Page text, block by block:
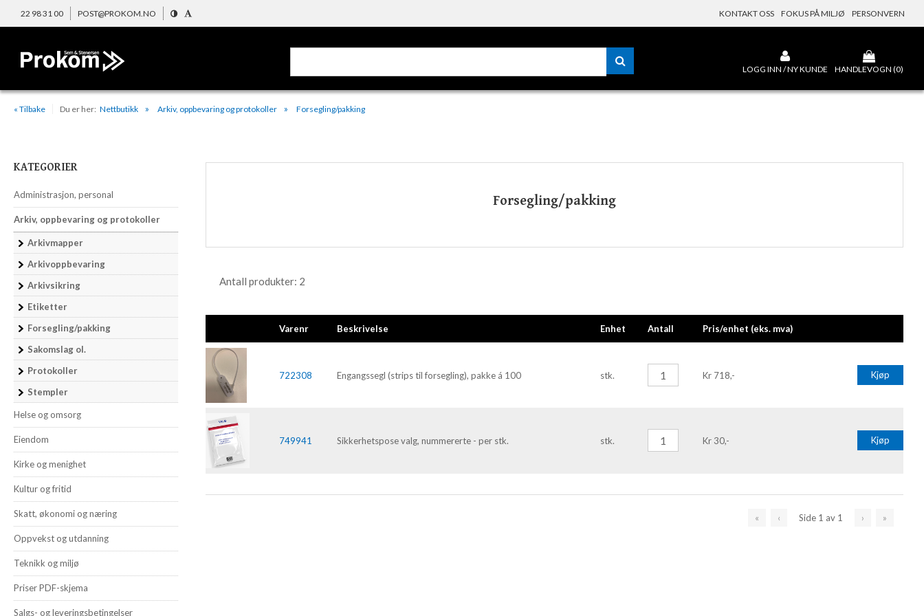
22 98 31 00 POST@PROKOM.NO KONTAKT OSS FOKUS PÅ MILJØ PERSONVERN
LOGG INN / NY KUNDE HANDLEVOGN (0)
« Tilbake Du er her: Nettbutikk Arkiv, oppbevaring og protokoller Forsegling/pakking
KATEGORIER
Administrasjon, personal
Arkiv, oppbevaring og protokoller
Arkivmapper
Arkivoppbevaring
Arkivsikring
Etiketter
Forsegling/pakking
Sakomslag ol.
Protokoller
Stempler
Helse og omsorg
Eiendom
Kirke og menighet
Kultur og fritid
Skatt, økonomi og næring
Oppvekst og utdanning
Teknikk og miljø
Priser PDF-skjema
Salgs- og leveringsbetingelser
Forsegling/pakking
Antall produkter: 2
Varenr Beskrivelse Enhet Antall Pris/enhet (eks. mva)
722308 Engangssegl (strips til forsegling), pakke á 100 stk. Kr 718,- Kjøp
749941 Sikkerhetspose valg, nummererte - per stk. stk. Kr 30,- Kjøp
« ‹ Side 1 av 1 › »